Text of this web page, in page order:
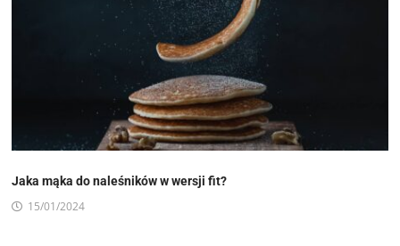
Jaka mąka do naleśników w wersji fit?
15/01/2024